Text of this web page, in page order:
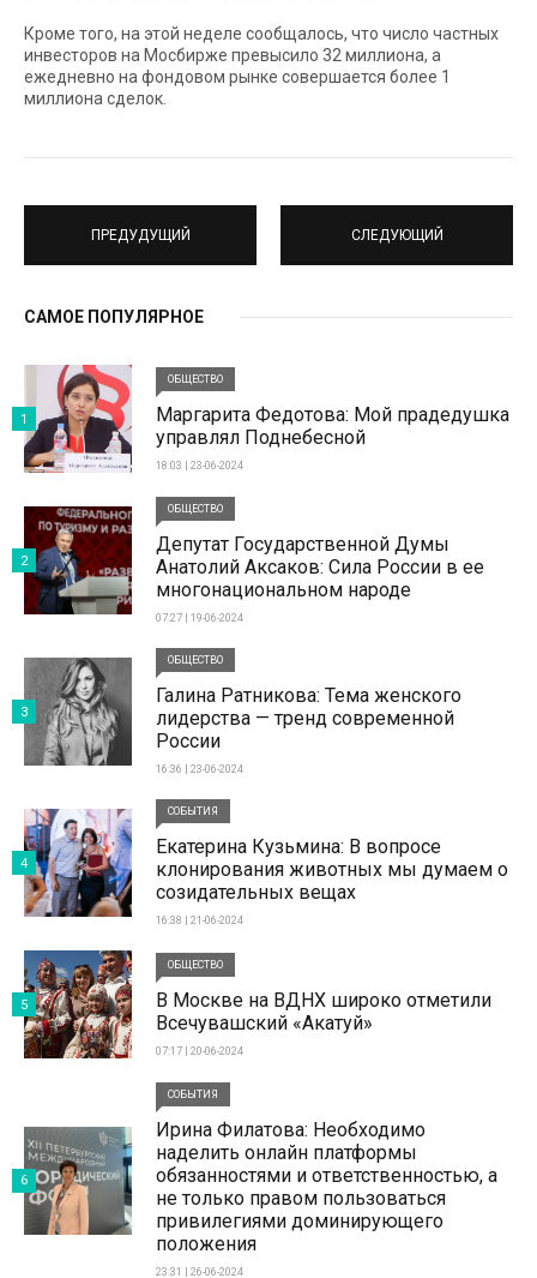
Кроме того, на этой неделе сообщалось, что число частных
инвесторов на Мосбирже превысило 32 миллиона, а
ежедневно на фондовом рынке совершается более 1
миллиона сделок.
ПРЕДУДУЩИЙ СЛЕДУЮЩИЙ
САМОЕ ПОПУЛЯРНОЕ
ОБЩЕСТВО
Маргарита Федотова: Мой прадедушка
управлял Поднебесной
18:03 | 23-06-2024
1
ОБЩЕСТВО
Депутат Государственной Думы
Анатолий Аксаков: Сила России в ее
многонациональном народе
07:27 | 19-06-2024
2
ОБЩЕСТВО
Галина Ратникова: Тема женского
лидерства — тренд современной
России
16:36 | 23-06-2024
3
СОБЫТИЯ
Екатерина Кузьмина: В вопросе
клонирования животных мы думаем о
созидательных вещах
16:38 | 21-06-2024
4
ОБЩЕСТВО
В Москве на ВДНХ широко отметили
Всечувашский «Акатуй»
07:17 | 20-06-2024
5
СОБЫТИЯ
Ирина Филатова: Необходимо
наделить онлайн платформы
обязанностями и ответственностью, а
не только правом пользоваться
привилегиями доминирующего
положения
23:31 | 26-06-2024
6